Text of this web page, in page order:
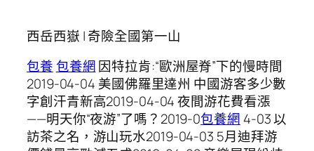
西岳西嶽 | 奇險全國第一山
包養包養網因特拉肯:“歐洲屋脊”下的慢時間
2019-04-04 美國佛羅里達州 中國游客多少數
字創汗青新高2019-04-04 夜間游花費看漲
——明天你“夜游”了嗎？2019-0包養網 4-03 以
訪茶之名，游山玩水2019-04-03 5月迪拜游